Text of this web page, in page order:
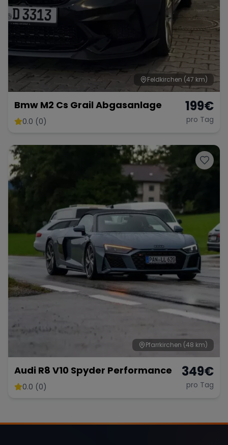
Feldkirchen (47 km)
Bmw M2 Cs Grail Abgasanlage
0.0 (0)
199€
pro Tag
Pfarrkirchen (48 km)
Audi R8 V10 Spyder Performance
0.0 (0)
349€
pro Tag